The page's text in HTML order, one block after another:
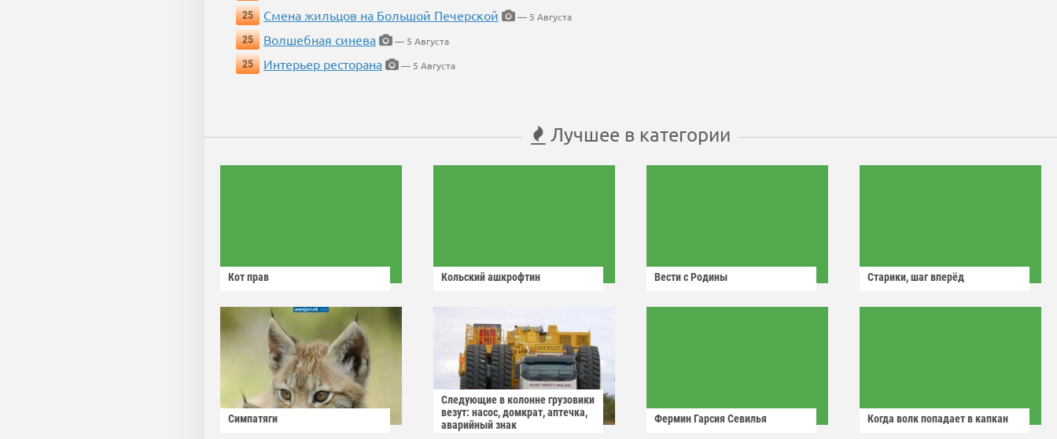
25
Смена жильцов на Большой Печерской
— 5 Августа
25
Волшебная синева
— 5 Августа
25
Интерьер ресторана — 5 Августа
Лучшее в категории
Кот прав Кольский ашкрофтин Вести с Родины Старики, шаг вперёд
Симпатяги
Следующие в колонне грузовики
везут: насос, домкрат, аптечка,
аварийный знак
Фермин Гарсия Севилья Когда волк попадает в капкан